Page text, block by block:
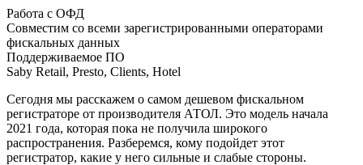
Работа с ОФД
Совместим со всеми зарегистрированными операторами
фискальных данных
Поддерживаемое ПО
Saby Retail, Presto, Clients, Hotel
Сегодня мы расскажем о самом дешевом фискальном
регистраторе от производителя АТОЛ. Это модель начала
2021 года, которая пока не получила широкого
распространения. Разберемся, кому подойдет этот
регистратор, какие у него сильные и слабые стороны.